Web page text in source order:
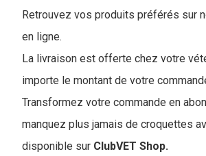
Retrouvez vos produits préférés sur
en ligne.
La livraison est offerte chez votre
importe le montant de votre
Transformez votre commande en
manquez plus jamais de croquettes
disponible sur ClubVET Shop.